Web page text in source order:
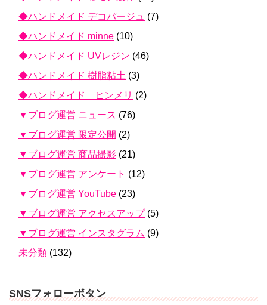
◆ハンドメイド デコパージュ (7)
◆ハンドメイド minne (10)
◆ハンドメイド UVレジン (46)
◆ハンドメイド 樹脂粘土 (3)
◆ハンドメイド ヒンメリ (2)
▼ブログ運営 ニュース (76)
▼ブログ運営 限定公開 (2)
▼ブログ運営 商品撮影 (21)
▼ブログ運営 アンケート (12)
▼ブログ運営 YouTube (23)
▼ブログ運営 アクセスアップ(5)
▼ブログ運営 インスタグラム (9)
未分類 (132)
SNSフォローボタン